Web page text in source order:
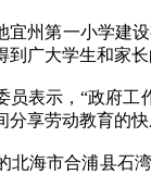
第一小学建设
广大学生和家
示，“政府工作
分享劳动教育的
市合浦县石湾